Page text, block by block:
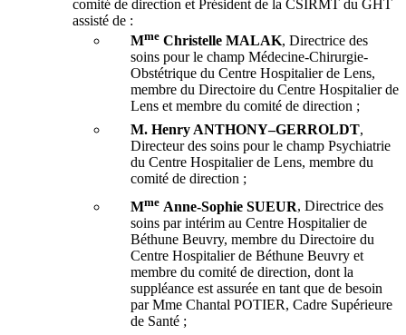
comité de direction et Président de la CSIRMT du GHT
assisté de :
Mme Christelle MALAK, Directrice des
soins pour le champ Médecine-Chirurgie-
Obstétrique du Centre Hospitalier de Lens,
membre du Directoire du Centre Hospitalier de
Lens et membre du comité de direction ;
M. Henry ANTHONY–GERROLDT,
Directeur des soins pour le champ Psychiatrie
du Centre Hospitalier de Lens, membre du
comité de direction ;
Mme Anne-Sophie SUEUR, Directrice des
soins par intérim au Centre Hospitalier de
Béthune Beuvry, membre du Directoire du
Centre Hospitalier de Béthune Beuvry et
membre du comité de direction, dont la
suppléance est assurée en tant que de besoin
par Mme Chantal POTIER, Cadre Supérieure
de Santé ;